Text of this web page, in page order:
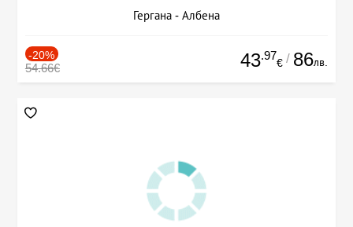
Гергана - Албена
-20%
54.66€ 43.97
€ / 86лв.